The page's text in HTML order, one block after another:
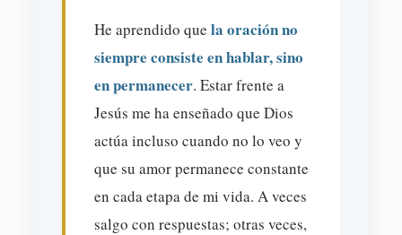
He aprendido que la oración no
siempre consiste en hablar, sino
en permanecer. Estar frente a
Jesús me ha enseñado que Dios
actúa incluso cuando no lo veo y
que su amor permanece constante
en cada etapa de mi vida. A veces
salgo con respuestas; otras veces,